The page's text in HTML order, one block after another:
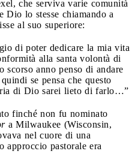
che serviva varie comunità
Dio lo stesse chiamando a
al suo superiore:
di poter dedicare la mia vita
alla santa volontà di
anno penso di andare
se pensa che questo
di Dio sarei lieto di farlo…”
finché non fu nominato
a Milwaukee (Wisconsin,
nel cuore di una
approccio pastorale era